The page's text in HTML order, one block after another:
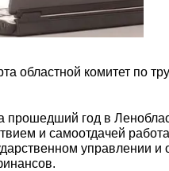
областной комитет по
год в
и самоотдачей
управлении